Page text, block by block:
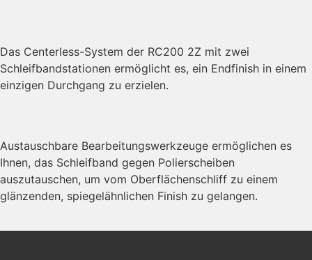
Das Centerless-System der RC200 2Z mit zwei
Schleifbandstationen ermöglicht es, ein Endfinish in einem
einzigen Durchgang zu erzielen.
Austauschbare Bearbeitungswerkzeuge ermöglichen es
Ihnen, das Schleifband gegen Polierscheiben
auszutauschen, um vom Oberflächenschliff zu einem
glänzenden, spiegelähnlichen Finish zu gelangen.